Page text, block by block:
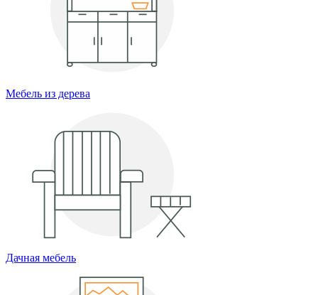
Мебель из дерева
Дачная мебель